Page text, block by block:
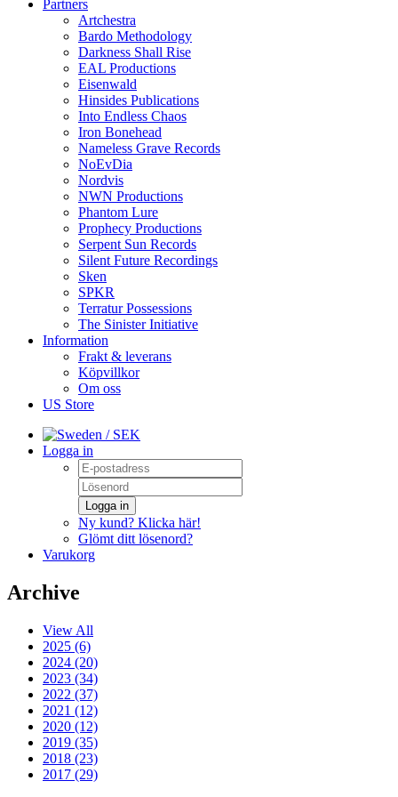
Partners
Artchestra
Bardo Methodology
Darkness Shall Rise
EAL Productions
Eisenwald
Hinsides Publications
Into Endless Chaos
Iron Bonehead
Nameless Grave Records
NoEvDia
Nordvis
NWN Productions
Phantom Lure
Prophecy Productions
Serpent Sun Records
Silent Future Recordings
Sken
SPKR
Terratur Possessions
The Sinister Initiative
Information
Frakt & leverans
Köpvillkor
Om oss
US Store
/ SEK
Logga in
Logga in
Ny kund? Klicka här!
Glömt ditt lösenord?
Varukorg
Archive
View All
2025 (6)
2024 (20)
2023 (34)
2022 (37)
2021 (12)
2020 (12)
2019 (35)
2018 (23)
2017 (29)